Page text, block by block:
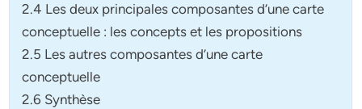
2.4 Les deux principales composantes d’une carte
conceptuelle : les concepts et les propositions
2.5 Les autres composantes d’une carte
conceptuelle
2.6 Synthèse